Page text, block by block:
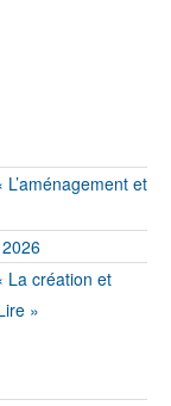
et
La création et
»